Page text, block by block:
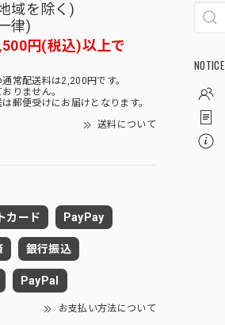
域を除く)
律)
円(税込)以上で
常配送料は2,200円です。
りません。
郵便受けにお届けとなります。
送料について
カード PayPay
銀行振込
PayPal
お支払い方法について
NOTICE